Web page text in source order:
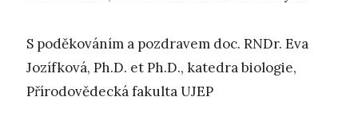
S poděkováním a pozdravem doc. RNDr. Eva
Jozífková, Ph.D. et Ph.D., katedra biologie,
Přírodovědecká fakulta UJEP